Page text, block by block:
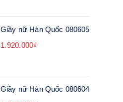
Giầy nữ Hàn Quốc 080605
1.920.000₫
Giầy nữ Hàn Quốc 080604